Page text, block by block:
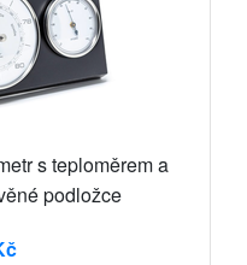
s teploměrem a
podložce